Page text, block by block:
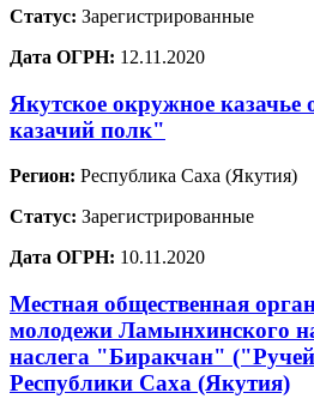
Статус: Зарегистрированные
Дата ОГРН: 12.11.2020
Якутское окружное
казачий полк"
Регион: Республика Саха (Якутия)
Статус: Зарегистрированные
Дата ОГРН: 10.11.2020
Местная общественная
молодежи Ламынхинского
наслега "Биракчан"
Республики Саха (Якутия)